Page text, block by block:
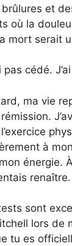
et
où la
mort serait
pas cédé.
ma vie
à
énergie.
renaître.
sont
lors de
tu es